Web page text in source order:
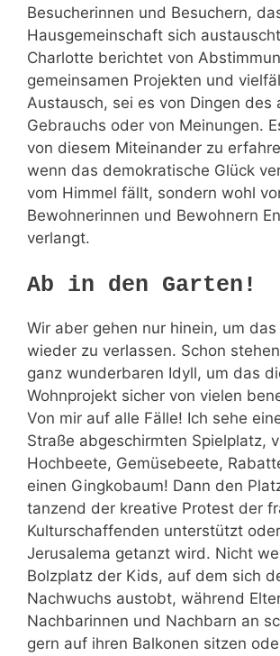
Besucherinnen und Besuchern,
Hausgemeinschaft sich
Charlotte berichtet von
gemeinsamen Projekten und
Austausch, sei es von Dingen des
Gebrauchs oder von Meinungen.
von diesem Miteinander zu
wenn das demokratische Glück
vom Himmel fällt, sondern wohl
Bewohnerinnen und Bewohnern
verlangt.
Ab in den Garten!
Wir aber gehen nur hinein, um
wieder zu verlassen. Schon
ganz wunderbaren Idyll, um das
Wohnprojekt sicher von vielen
Von mir auf alle Fälle! Ich sehe
Straße abgeschirmten Spielplatz,
Hochbeete, Gemüsebeete,
einen Gingkobaum! Dann den
tanzend der kreative Protest der
Kulturschaffenden unterstützt
Jerusalema getanzt wird. Nicht
Bolzplatz der Kids, auf dem sich
Nachwuchs austobt, während
Nachbarinnen und Nachbarn an
gern auf ihren Balkonen sitzen